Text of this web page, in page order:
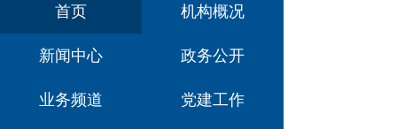
首页 机构概况
新闻中心 政务公开
业务频道 党建工作